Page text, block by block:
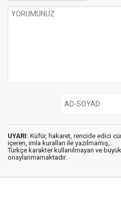
UYARI: Küfür, hakaret, rencide edici
içeren, imla kuralları ile yazılmamış,
Türkçe karakter kullanılmayan ve
onaylanmamaktadır.